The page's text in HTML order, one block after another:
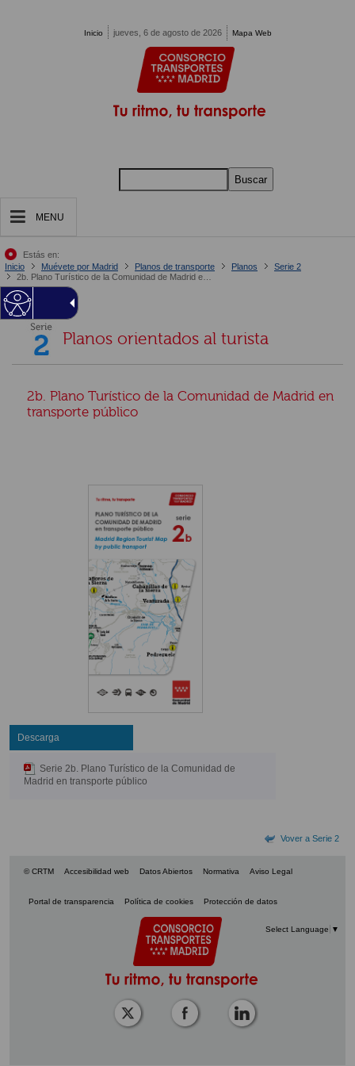
Inicio jueves, 6 de agosto de 2026 Mapa Web
Buscar
MENU
Estás en:
Inicio
Muévete por Madrid Planos de transporte Planos
Serie 2
Planos orientados al turista
2b. Plano Turístico de la Comunidad de Madrid en
transporte público
Descarga
Serie 2b. Plano Turístico de la Comunidad de
Madrid en transporte público
Vover a Serie 2
© CRTM Accesibilidad web Datos Abiertos Normativa Aviso Legal
Portal de transparencia Política de cookies Protección de datos
Select Language ▼